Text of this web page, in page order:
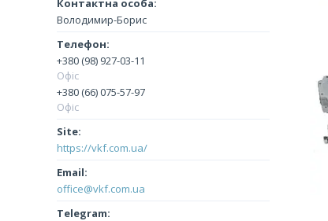
Володимир-Борис
+380 (98) 927-03-11
Офіс
+380 (66) 075-57-97
Офіс
https://vkf.com.ua/
office@vkf.com.ua